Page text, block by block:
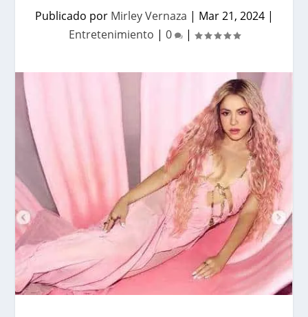
Publicado por Mirley Vernaza | Mar 21, 2024|
Entretenimiento | 0 |